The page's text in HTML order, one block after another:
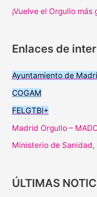
¡Vuelve el Orgullo más
Enlaces de
Ayuntamiento de
COGAM
FELGTBI+
Madrid Orgullo –
Ministerio de Sanidad,
ÚLTIMAS